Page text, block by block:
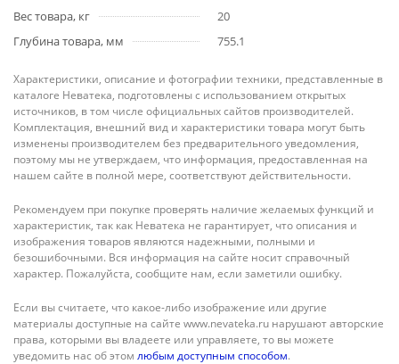
Вес товара, кг
20
Глубина товара, мм
755.1
Характеристики, описание и фотографии техники, представленные в
каталоге Неватека, подготовлены с использованием открытых
источников, в том числе официальных сайтов производителей.
Комплектация, внешний вид и характеристики товара могут быть
изменены производителем без предварительного уведомления,
поэтому мы не утверждаем, что информация, предоставленная на
нашем сайте в полной мере, соответствуют действительности.
Рекомендуем при покупке проверять наличие желаемых функций и
характеристик, так как Неватека не гарантирует, что описания и
изображения товаров являются надежными, полными и
безошибочными. Вся информация на сайте носит справочный
характер. Пожалуйста, сообщите нам, если заметили ошибку.
Если вы считаете, что какое-либо изображение или другие
материалы доступные на сайте www.nevateka.ru нарушают авторские
права, которыми вы владеете или управляете, то вы можете
уведомить нас об этом любым доступным способом.